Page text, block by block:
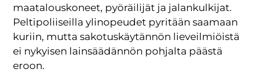
maatalouskoneet, pyöräilijät ja jalankulkijat.
Peltipoliiseilla ylinopeudet pyritään saamaan
kuriin, mutta sakotuskäytännön lieveilmiöistä
ei nykyisen lainsäädännön pohjalta päästä
eroon.